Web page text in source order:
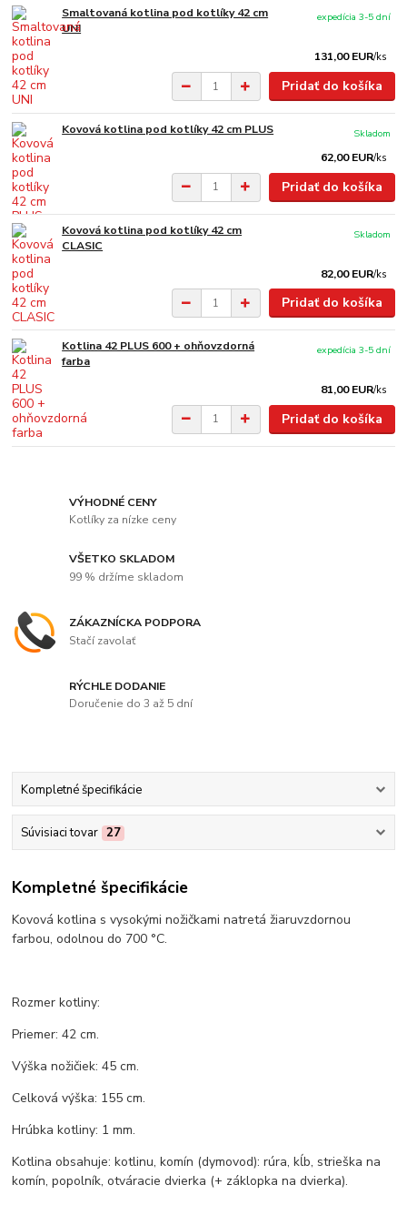
Smaltovaná kotlina pod kotlíky 42 cm
UNI
131,00 EUR/ks
expedícia 3-5 dní
Pridať do košíka
Kovová kotlina pod kotlíky 42 cm PLUS
62,00 EUR/ks
Skladom
Pridať do košíka
Kovová kotlina pod kotlíky 42 cm
CLASIC
82,00 EUR/ks
Skladom
Pridať do košíka
Kotlina 42 PLUS 600 + ohňovzdorná
farba
81,00 EUR/ks
expedícia 3-5 dní
Pridať do košíka
VÝHODNÉ CENY
Kotlíky za nízke ceny
VŠETKO SKLADOM
99 % držíme skladom
ZÁKAZNÍCKA PODPORA
Stačí zavolať
RÝCHLE DODANIE
Doručenie do 3 až 5 dní
Kompletné špecifikácie
Súvisiaci tovar 27
Kompletné špecifikácie
Kovová kotlina s vysokými nožičkami natretá žiaruvzdornou
farbou, odolnou do 700 °C.
Rozmer kotliny:
Priemer: 42 cm.
Výška nožičiek: 45 cm.
Celková výška: 155 cm.
Hrúbka kotliny: 1 mm.
Kotlina obsahuje: kotlinu, komín (dymovod): rúra, kĺb, strieška na
komín, popolník, otváracie dvierka (+ záklopka na dvierka).